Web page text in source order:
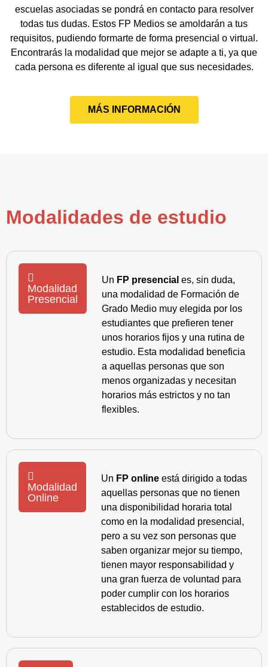
escuelas asociadas se pondrá en contacto para resolver
todas tus dudas. Estos FP Medios se amoldarán a tus
requisitos, pudiendo formarte de forma presencial o virtual.
Encontrarás la modalidad que mejor se adapte a ti, ya que
cada persona es diferente al igual que sus necesidades.
MÁS INFORMACIÓN
Modalidades de estudio
Modalidad
Presencial
Un FP presencial es, sin duda,
una modalidad de Formación de
Grado Medio muy elegida por los
estudiantes que prefieren tener
unos horarios fijos y una rutina de
estudio. Esta modalidad beneficia
a aquellas personas que son
menos organizadas y necesitan
horarios más estrictos y no tan
flexibles.
Modalidad
Online
Un FP online está dirigido a todas
aquellas personas que no tienen
una disponibilidad horaria total
como en la modalidad presencial,
pero a su vez son personas que
saben organizar mejor su tiempo,
tienen mayor responsabilidad y
una gran fuerza de voluntad para
poder cumplir con los horarios
establecidos de estudio.